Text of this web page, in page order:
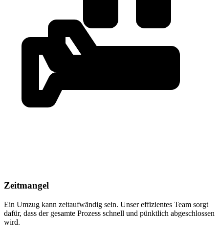
Zeitmangel
Ein Umzug kann zeitaufwändig sein. Unser effizientes Team sorgt
dafür, dass der gesamte Prozess schnell und pünktlich abgeschlossen
wird.